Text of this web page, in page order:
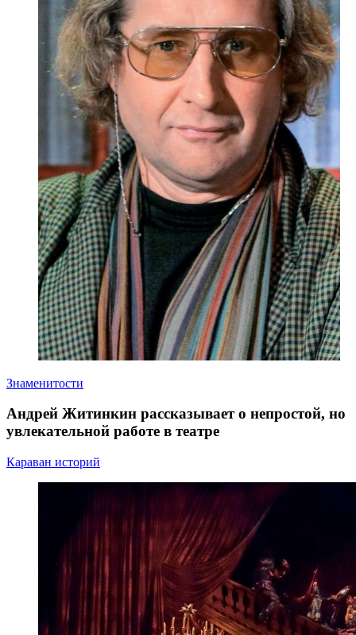
Знаменитости
Андрей Житинкин рассказывает о непростой, но
увлекательной работе в театре
Караван историй